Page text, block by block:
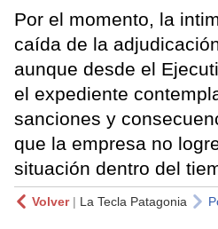
Por el momento, la
caída de la
aunque desde el
el expediente
sanciones y
que la empresa no
situación dentro del
Volver| La Tecla Patagonia